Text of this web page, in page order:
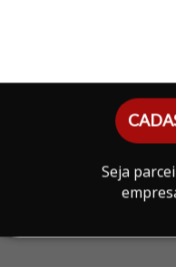
Seja
criptografados